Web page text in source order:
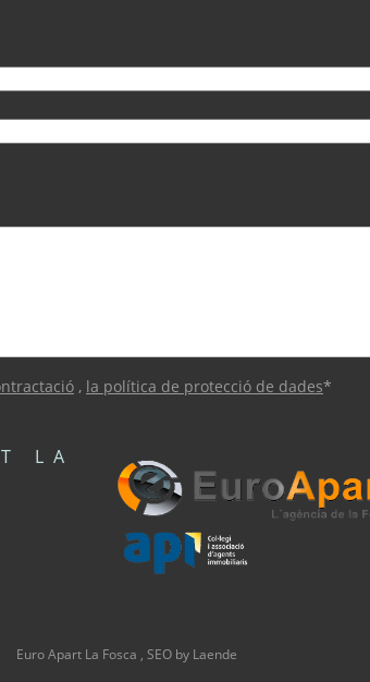
, la política de protecció de dades*
LA
Euro Apart La Fosca , SEO by Laende